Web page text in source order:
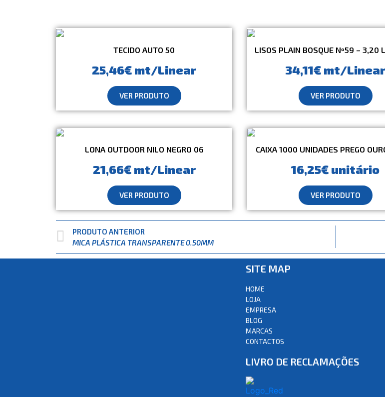
TECIDO AUTO 50
25,46€ mt/Linear
VER PRODUTO
LISOS PLAIN BOSQUE Nº59 – 3,20
34,11€ mt/Linear
VER PRODUTO
LONA OUTDOOR NILO NEGRO 06
21,66€ mt/Linear
VER PRODUTO
CAIXA 1000 UNIDADES PREGO
16,25€ unitário
VER PRODUTO
PRODUTO ANTERIOR
MICA PLÁSTICA TRANSPARENTE 0.50MM
SITE MAP
HOME
LOJA
EMPRESA
BLOG
MARCAS
CONTACTOS
LIVRO DE RECLAMAÇÕES